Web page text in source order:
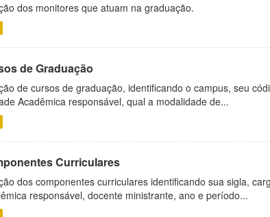
dos monitores que atuam na graduação.
de Graduação
de cursos de graduação, identificando o campus, seu
Acadêmica responsável, qual a modalidade de...
Curriculares
dos componentes curriculares identificando sua sigla,
responsável, docente ministrante, ano e período...